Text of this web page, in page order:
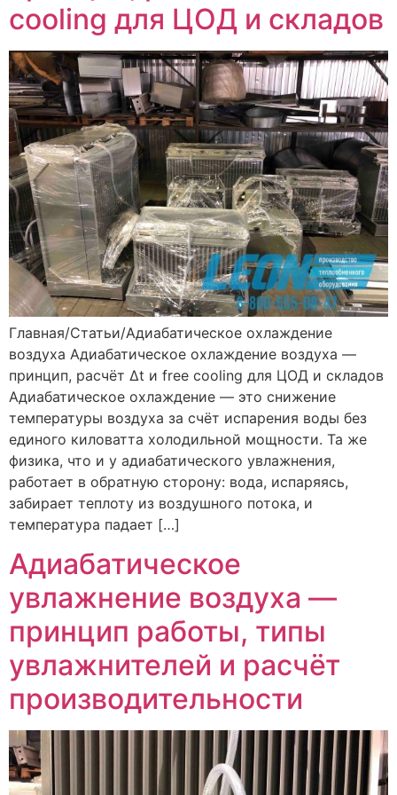
cooling для ЦОД и складов
Главная/Статьи/Адиабатическое охлаждение
воздуха Адиабатическое охлаждение воздуха —
принцип, расчёт Δt и free cooling для ЦОД и складов
Адиабатическое охлаждение — это снижение
температуры воздуха за счёт испарения воды без
единого киловатта холодильной мощности. Та же
физика, что и у адиабатического увлажнения,
работает в обратную сторону: вода, испаряясь,
забирает теплоту из воздушного потока, и
температура падает […]
Адиабатическое
увлажнение воздуха —
принцип работы, типы
увлажнителей и расчёт
производительности